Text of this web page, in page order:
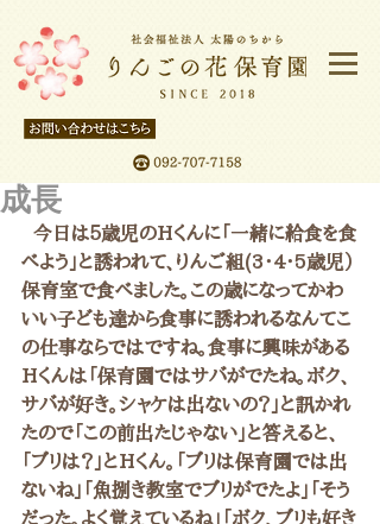
成長
べよう」と誘われて、りんご組(3・4・5歳児）
保育室で食べました。この歳になってかわ
いい子ども達から食事に誘われるなんてこ
の仕事ならではですね。食事に興味がある
Hくんは「保育園ではサバがでたね。ボク、
サバが好き。シャケは出ないの？」と訊かれ
たので「この前出たじゃない」と答えると、
「ブリは？」とHくん。「ブリは保育園では出
ないね」「魚捌き教室でブリがでたよ」「そう
だった。よく覚えているね」「ボク、ブリも好き